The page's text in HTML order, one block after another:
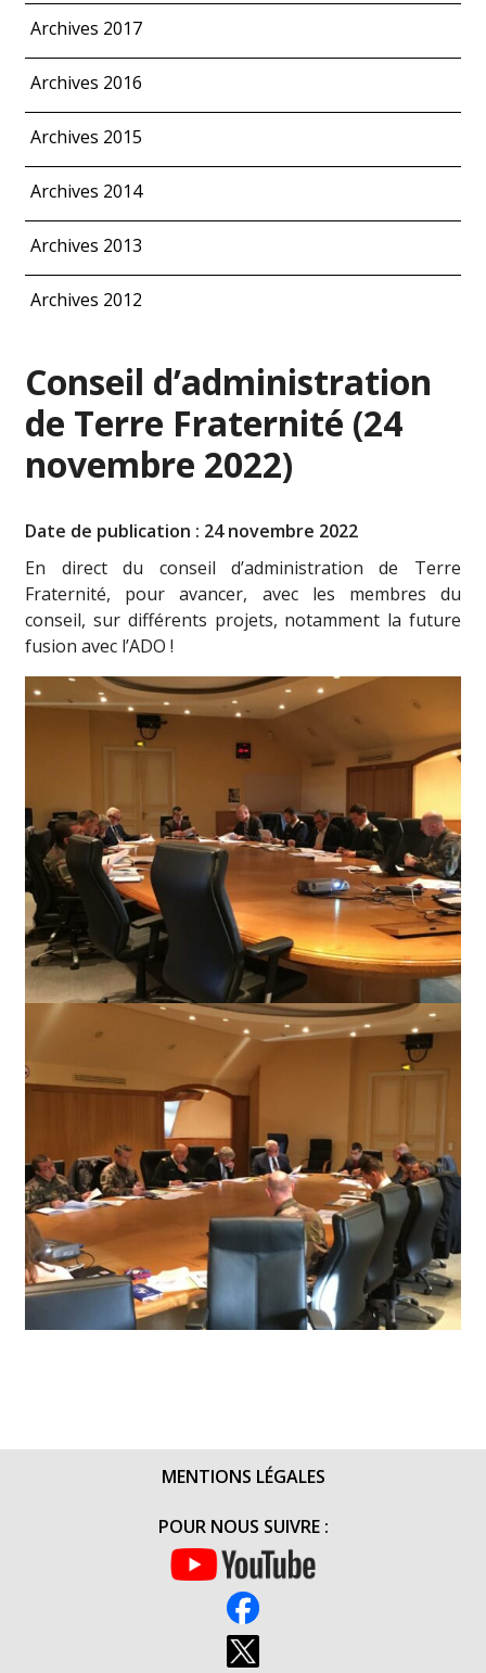
Archives 2017
Archives 2016
Archives 2015
Archives 2014
Archives 2013
Archives 2012
Conseil d’administration
de Terre Fraternité (24
novembre 2022)
Date de publication : 24 novembre 2022
En direct du conseil d’administration de Terre
Fraternité, pour avancer, avec les membres du
conseil, sur différents projets, notamment la future
fusion avec l’ADO !
MENTIONS LÉGALES
POUR NOUS SUIVRE :